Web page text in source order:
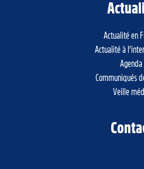
Actualité en
Actualité à
Agenda
Communiqués
Veille